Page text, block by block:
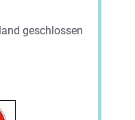
geschlossen